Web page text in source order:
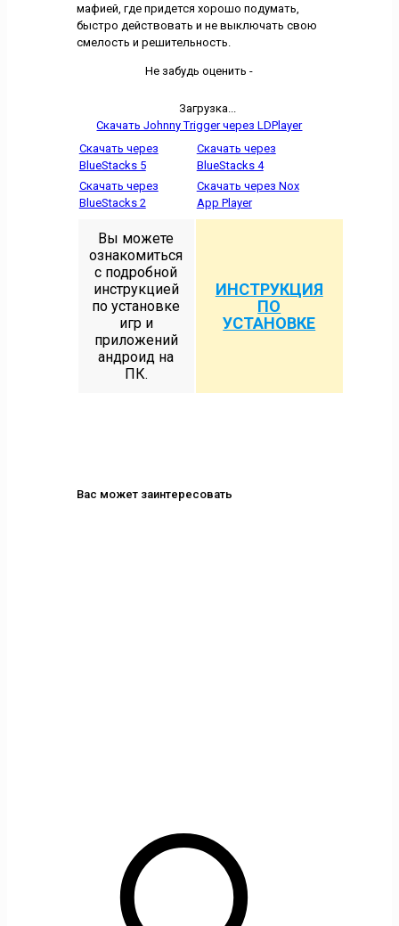
мафией, где придется хорошо подумать,
быстро действовать и не выключать свою
смелость и решительность.
Не забудь оценить -
Загрузка...
Скачать Johnny Trigger через LDPlayer
Скачать через
BlueStacks 5
Скачать через
BlueStacks 4
Скачать через
BlueStacks 2
Скачать через Nox
App Player
Вы можете
ознакомиться
с подробной
инструкцией
по установке
игр и
приложений
андроид на
ПК.
ИНСТРУКЦИЯ
ПО
УСТАНОВКЕ
Вас может заинтересовать